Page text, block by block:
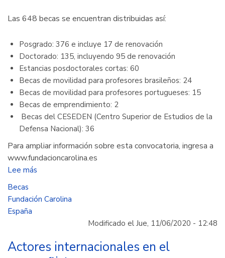
Las 648 becas se encuentran distribuidas así:
Posgrado: 376 e incluye 17 de renovación
Doctorado: 135, incluyendo 95 de renovación
Estancias posdoctorales cortas: 60
Becas de movilidad para profesores brasileños: 24
Becas de movilidad para profesores portugueses: 15
Becas de emprendimiento: 2
Becas del CESEDEN (Centro Superior de Estudios de la
Defensa Nacional): 36
Para ampliar información sobre esta convocatoria, ingresa a
www.fundacioncarolina.es
Lee más
Fundación
de
600
Becas
Fundación Carolina
España
Modificado el Jue, 11/06/2020 - 12:48
Actores internacionales en el